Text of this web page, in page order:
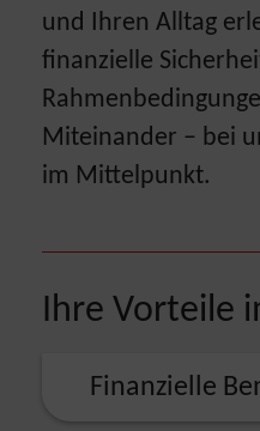
und Ihren Alltag
finanzielle
Miteinander – bei
im Mittelpunkt.
Ihre Vorteile
Finanzielle